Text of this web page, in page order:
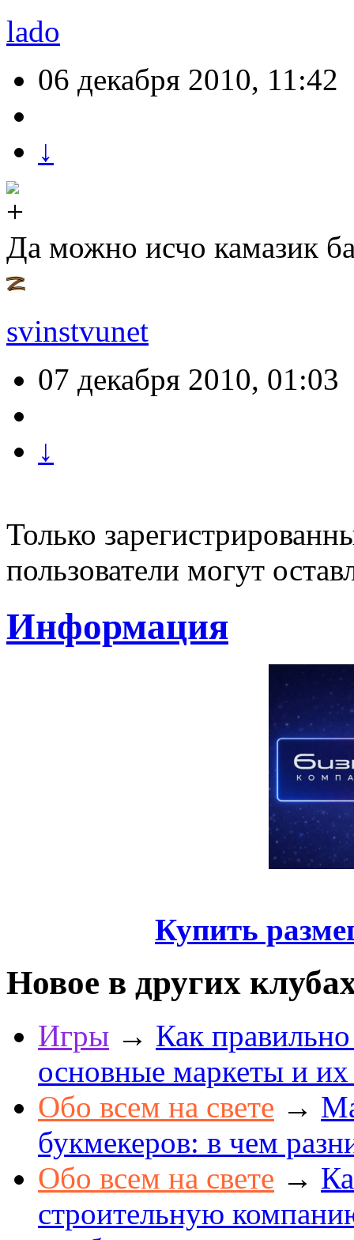
lado
06 декабря 2010, 11:42
↓
Да можно исчо камазик
svinstvunet
07 декабря 2010, 01:03
↓
Только
пользователи могут
Информация
Купить
Новое в других
Игры → Как
основные маркеты и
Обо всем на свете →
букмекеров: в чем
Обо всем на свете →
строительную